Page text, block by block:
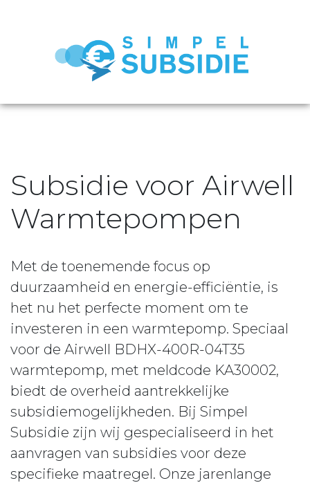
Subsidie voor Airwell
Warmtepompen
Met de toenemende focus op
duurzaamheid en energie-efficiëntie, is
het nu het perfecte moment om te
investeren in een warmtepomp. Speciaal
voor de Airwell BDHX-400R-04T35
warmtepomp, met meldcode KA30002,
biedt de overheid aantrekkelijke
subsidiemogelijkheden. Bij Simpel
Subsidie zijn wij gespecialiseerd in het
aanvragen van subsidies voor deze
specifieke maatregel. Onze jarenlange